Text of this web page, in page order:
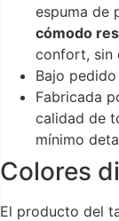
espuma de
cómodo
confort, sin
Bajo pedido
Fabricada
calidad de
mínimo
Colores
El producto del